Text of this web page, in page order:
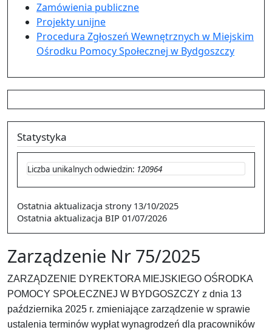
Zarządzenie Nr 75/2025
ZARZĄDZENIE DYREKTORA MIEJSKIEGO OŚRODKA
POMOCY SPOŁECZNEJ W BYDGOSZCZY z dnia 13
października 2025 r. zmieniające zarządzenie w sprawie
ustalenia terminów wypłat wynagrodzeń dla pracowników
Zamówienia publiczne
Projekty unijne
Procedura Zgłoszeń Wewnętrznych w Miejskim
Ośrodku Pomocy Społecznej w Bydgoszczy
Statystyka
Liczba unikalnych odwiedzin: 120964
Ostatnia aktualizacja strony 13/10/2025
Ostatnia aktualizacja BIP 01/07/2026